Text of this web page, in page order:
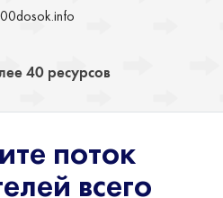
40 ресурсов
поток
всего